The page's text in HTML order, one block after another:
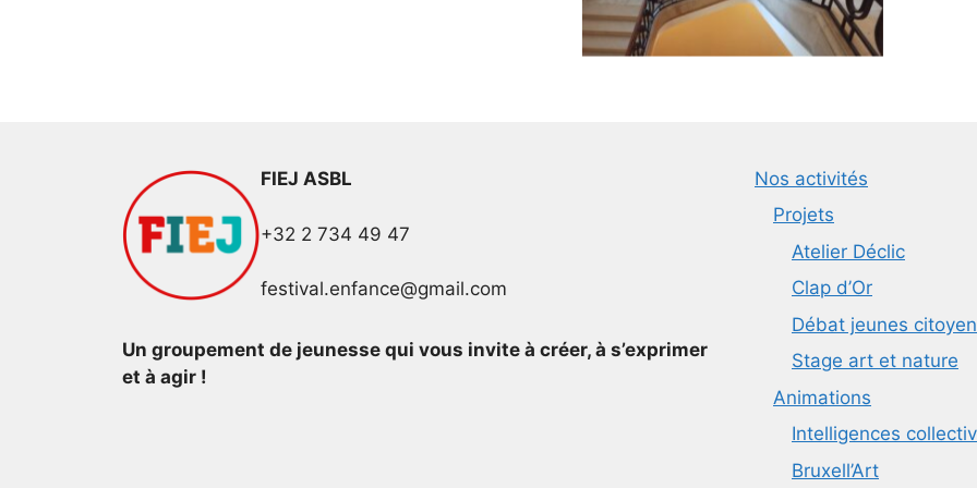
FIEJ ASBL
+32 2 734 49 47
festival.enfance@gmail.com
Un groupement de jeunesse qui vous invite à créer, à s’exprimer
et à agir !
Nos activités
Projets
Atelier Déclic
Clap d’Or
Débat jeunes
Stage art et nature
Animations
Intelligences
Bruxell’Art